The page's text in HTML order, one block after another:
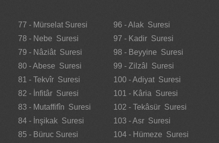
77 - Mürselat Suresi
78 - Nebe Suresi
79 - Nâziât Suresi
80 - Abese Suresi
81 - Tekvîr Suresi
82 - İnfitâr Suresi
83 - Mutaffifîn Suresi
84 - İnşikak Suresi
85 - Büruc Suresi
96 - Alak Suresi
97 - Kadir Suresi
98 - Beyyine Suresi
99 - Zilzâl Suresi
100 - Adiyat Suresi
101 - Kâria Suresi
102 - Tekâsür Suresi
103 - Asr Suresi
104 - Hümeze Suresi